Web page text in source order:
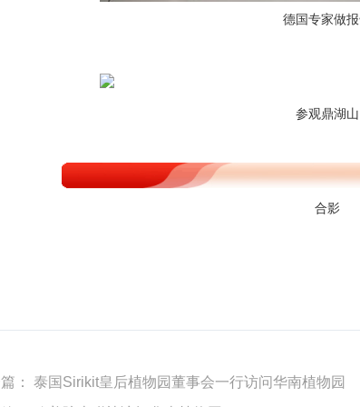
德国专家做
参观鼎湖山
合影
：
泰国Sirikit皇后植物园董事会一行访问华南植物园